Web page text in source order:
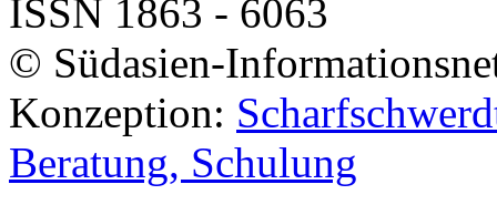
ISSN 1863 - 6063
© Südasien-
Konzeption:
Beratung, Schulung